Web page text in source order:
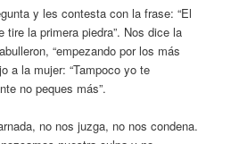
y les contesta con la frase: “El
tire la primera piedra”. Nos dice la
“empezando por los más
a la mujer: “Tampoco yo te
no peques más”.
no nos juzga, no nos condena.